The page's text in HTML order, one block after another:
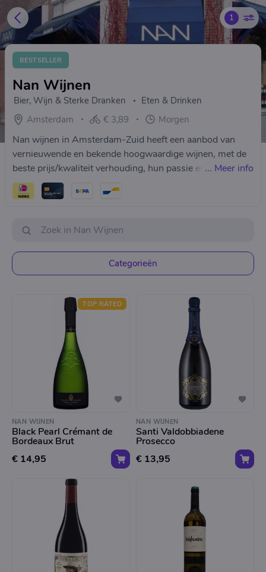
1
BESTSELLER
Nan Wijnen
Bier, Wijn & Sterke Dranken
Eten & Drinken
Amsterdam
€ 3,89 Morgen
Nan wijnen in Amsterdam-Zuid heeft een aanbod van
vernieuwende en bekende hoogwaardige wijnen, met de
beste prijs/kwaliteit verhouding, hun passie en kennis
over wijn delen ze graag met hun klanten.
... Meer info
Categorieën
TOP RATED
NAN WIJNEN
Black Pearl Crémant de
Bordeaux Brut
€ 14,95
NAN WIJNEN
Santi Valdobbiadene
Prosecco
€ 13,95